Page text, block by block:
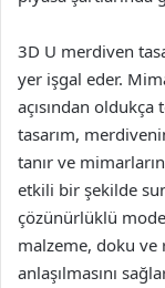
3D U merdiven
yer işgal eder.
açısından oldukça
tasarım,
tanır ve
etkili bir şekilde
çözünürlüklü
malzeme, doku ve
anlaşılmasını